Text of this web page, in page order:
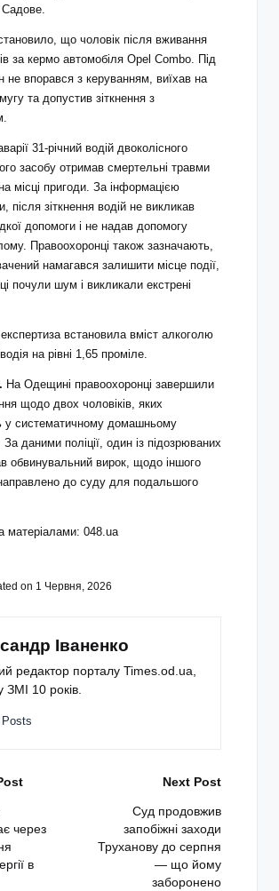
Садове.
що чоловік після вживання
за кермо автомобіля Opel Combo. Під
не впорався з керуванням, виїхав на
та допустив зіткнення з
31-річний водій двоколісного
засобу отримав смертельні травми
місці пригоди. За інформацією
після зіткнення водій не викликав
допомоги і не надав допомогу
Правоохоронці також зазначають,
намагався залишити місце події,
почули шум і викликали екстрені
встановила вміст алкоголю
на рівні 1,65 проміле.
На Одещині правоохоронці завершили
щодо двох чоловіків, яких
у систематичному домашньому
За даними поліції, один із підозрюваних
обвинувальний вирок, щодо іншого
до суду для подальшого
матеріалами: 048.ua
on 1 Червня, 2026
Іваненко
редактор порталу Times.od.ua,
ЗМІ 10 років.
через
в
Next Post
Суд продовжив
запобіжні заходи
Труханову до серпня
— що йому
заборонено